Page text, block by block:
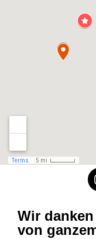
Wir
von